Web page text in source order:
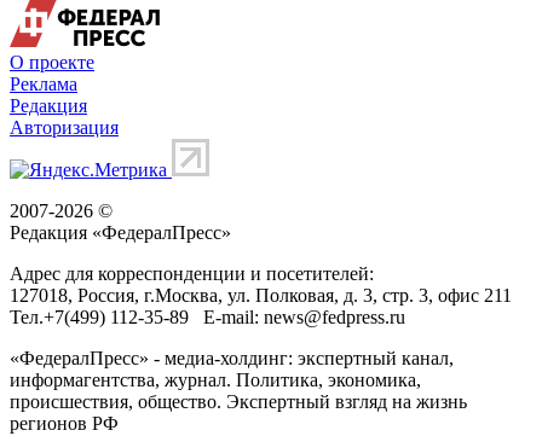
О проекте
Реклама
Редакция
Авторизация
2007-2026 ©
Редакция «ФедералПресс»
Адрес для корреспонденции и посетителей:
127018, Россия, г.Москва, ул. Полковая, д. 3, стр. 3, офис 211
Тел.+7(499) 112-35-89 E-mail: news@fedpress.ru
«ФедералПресс» - медиа-холдинг: экспертный канал,
информагентства, журнал. Политика, экономика,
происшествия, общество. Экспертный взгляд на жизнь
регионов РФ